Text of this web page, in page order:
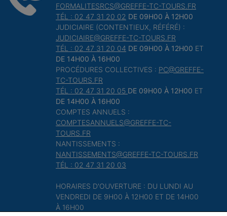
FORMALITESRCS@GREFFE-TC-TOURS.FR
TÉL : 02 47 31 20 02 DE 09H00 À 12H00
JUDICIAIRE (CONTENTIEUX, RÉFÉRÉ) :
JUDICIAIRE@GREFFE-TC-TOURS.FR
TÉL : 02 47 31 20 04 DE 09H00 À 12H00 ET
DE 14H00 À 16H00
PROCÉDURES COLLECTIVES : PC@GREFFE-
TC-TOURS.FR
TÉL : 02 47 31 20 05 DE 09H00 À 12H00 ET
DE 14H00 À 16H00
COMPTES ANNUELS :
COMPTESANNUELS@GREFFE-TC-
TOURS.FR
NANTISSEMENTS :
NANTISSEMENTS@GREFFE-TC-TOURS.FR
TÉL : 02 47 31 20 03
HORAIRES D'OUVERTURE : DU LUNDI AU
VENDREDI DE 9H00 À 12H00 ET DE 14H00
À 16H00